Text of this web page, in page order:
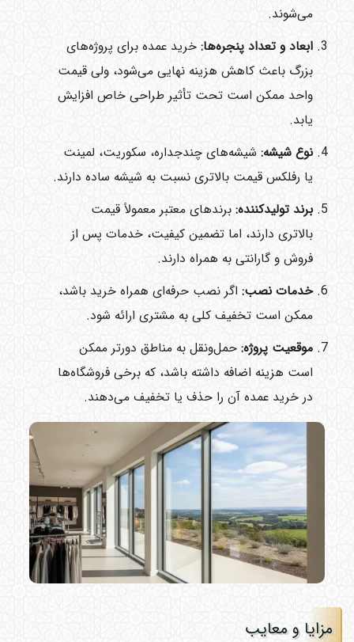
می‌شوند.
ابعاد و تعداد پنجره‌ها:خرید عمده برای پروژه‌های
بزرگ باعث کاهش هزینه نهایی می‌شود، ولی قیمت
واحد ممکن است تحت تأثیر طراحی خاص افزایش
یابد.
نوع شیشه:شیشه‌های چندجداره، سکوریت، لمینت
یا رفلکس قیمت بالاتری نسبت به شیشه ساده دارند.
برند تولیدکننده:برندهای معتبر معمولاً قیمت
بالاتری دارند، اما تضمین کیفیت، خدمات پس از
فروش و گارانتی به همراه دارند.
خدمات نصب:اگر نصب حرفه‌ای همراه خرید باشد،
ممکن است تخفیف کلی به مشتری ارائه شود.
موقعیت پروژه:حمل‌ونقل به مناطق دورتر ممکن
است هزینه اضافه داشته باشد، که برخی فروشگاه‌ها
در خرید عمده آن را حذف یا تخفیف می‌دهند.
مزایا و معایب